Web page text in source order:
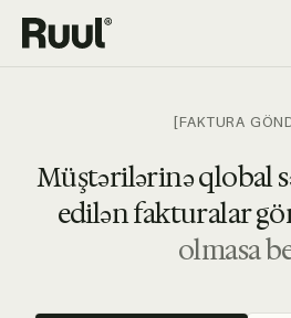
Ruul ana səhifə
Resurslar
[FAKTURA
Müştərilərinə qlobal
edilən fakturalar
olmasa